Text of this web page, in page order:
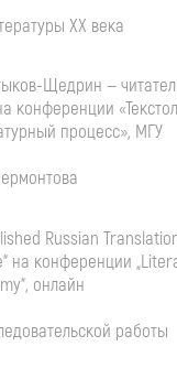
ХХ века
-Щедрин —
конференции
процесс», МГУ
Russian
на конференции
онлайн
работы